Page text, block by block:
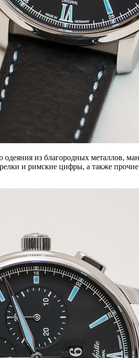
из благородных металлов,
и римские цифры, а также